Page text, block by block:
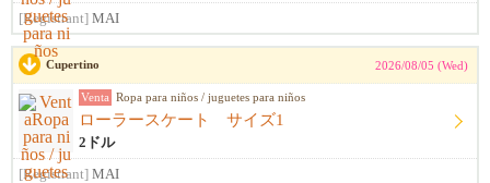
[Registrant] MAI
Cupertino 2026/08/05 (Wed)
Venta Ropa para niños / juguetes para niños
ローラースケート サイズ1
2ドル
[Registrant] MAI